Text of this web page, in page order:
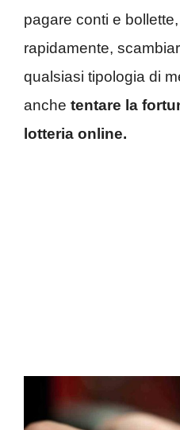
pagare conti e
rapidamente,
qualsiasi tipologia di
anche tentare la
lotteria online.